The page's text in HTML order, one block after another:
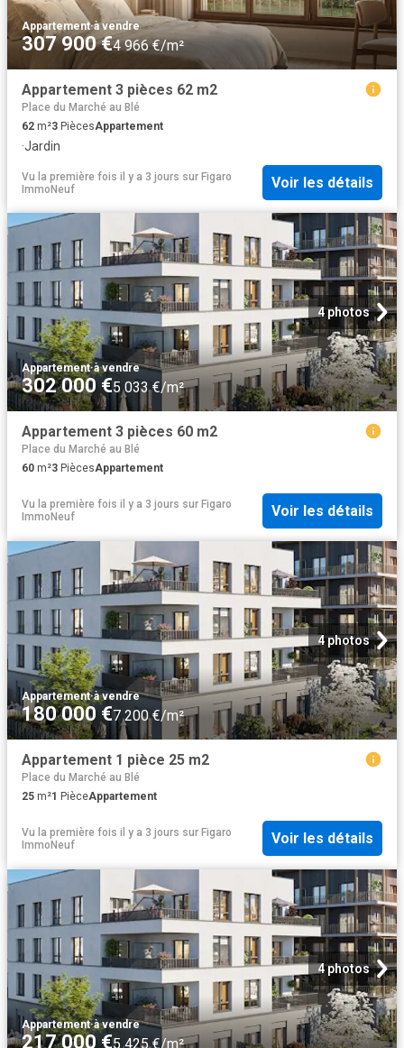
Appartement·à vendre
307 900 €4 966 €/m²
Appartement 3 pièces 62 m2
Place du Marché au Blé
62 m²3 PiècesAppartement
·Jardin
Vu la première fois il y a 3 jours sur Figaro
ImmoNeuf
Voir les détails
4 photos
Appartement·à vendre
302 000 €5 033 €/m²
Appartement 3 pièces 60 m2
Place du Marché au Blé
60 m²3 PiècesAppartement
Vu la première fois il y a 3 jours sur Figaro
ImmoNeuf
Voir les détails
4 photos
Appartement·à vendre
180 000 €7 200 €/m²
Appartement 1 pièce 25 m2
Place du Marché au Blé
25 m²1 PièceAppartement
Vu la première fois il y a 3 jours sur Figaro
ImmoNeuf
Voir les détails
4 photos
Appartement·à vendre
217 000 €5 425 €/m²